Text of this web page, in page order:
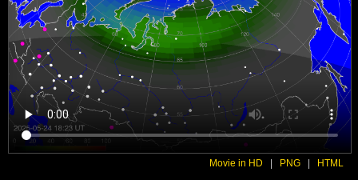
Movie in HD PNG HTML